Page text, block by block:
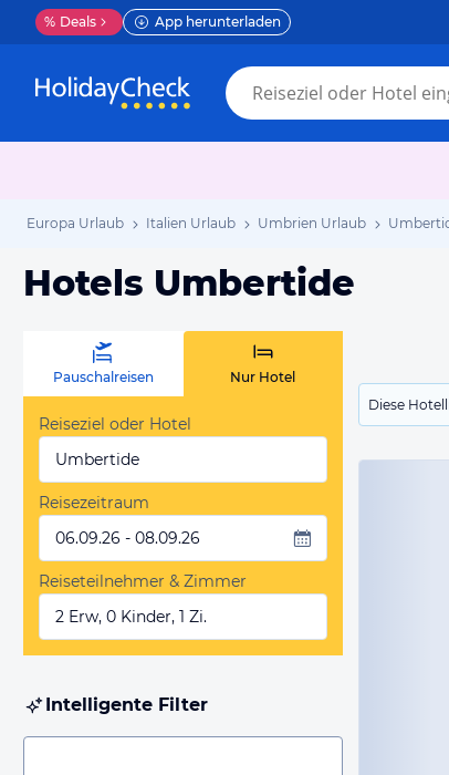
% Deals App herunterladen
Europa Urlaub Italien Urlaub Umbrien Urlaub
Hotels Umbertide
Diese
Pauschalreisen Nur Hotel
Reiseziel oder Hotel
Umbertide
Reisezeitraum
06.09.26 - 08.09.26
Reiseteilnehmer & Zimmer
2 Erw, 0 Kinder, 1 Zi.
Intelligente Filter